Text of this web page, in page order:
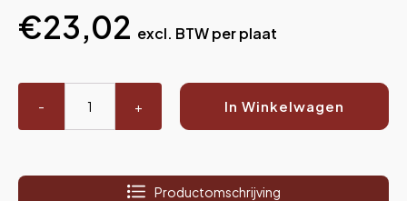
€23,02 excl. BTWper plaat
afschotisolatie
40-
In Winkelwagen
Productomschrijving